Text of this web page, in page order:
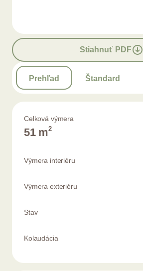
Stiahnuť PDF
Prehľad Štandard
Celková výmera
51 m2
Výmera interiéru
Výmera exteriéru
Stav
Kolaudácia